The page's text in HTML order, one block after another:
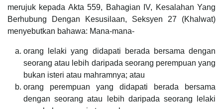
merujuk kepada Akta 559, Bahagian IV, Kesalahan Yang
Berhubung Dengan Kesusilaan, Seksyen 27 (Khalwat)
menyebutkan bahawa: Mana-mana-
orang lelaki yang didapati berada bersama dengan
seorang atau lebih daripada seorang perempuan yang
bukan isteri atau mahramnya; atau
orang perempuan yang didapati berada bersama
dengan seorang atau lebih daripada seorang lelaki